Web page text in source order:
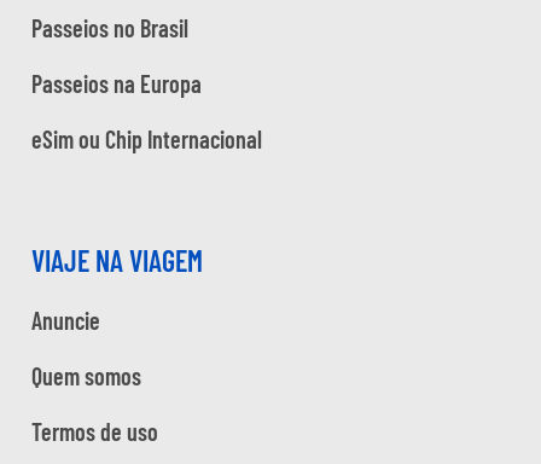
Passeios no Brasil
Passeios na Europa
eSim ou Chip Internacional
VIAJE NA VIAGEM
Anuncie
Quem somos
Termos de uso